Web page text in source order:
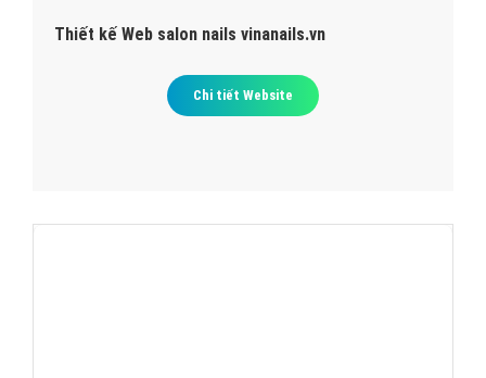
Thiết kế Web salon nails vinanails.vn
Chi tiết Website